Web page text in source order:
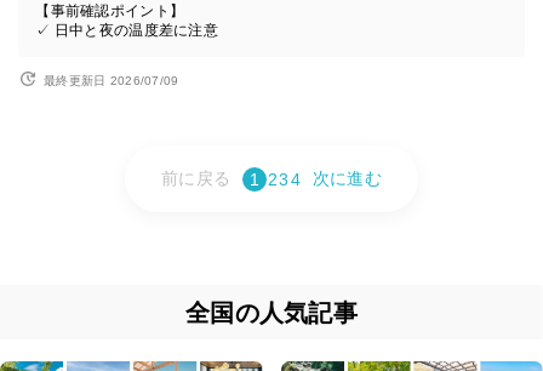
【事前確認ポイント】
✓ 日中と夜の温度差に注意
最終更新日 2026/07/09
前に戻る 1 234 次に進む
全国の人気記事